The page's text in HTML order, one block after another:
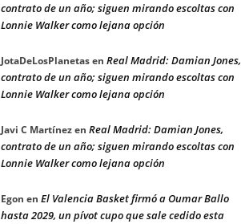
contrato de un año; siguen mirando escoltas con
Lonnie Walker como lejana opción
JotaDeLosPlanetasen Real Madrid: Damian Jones,
contrato de un año; siguen mirando escoltas con
Lonnie Walker como lejana opción
Javi C Martínezen Real Madrid: Damian Jones,
contrato de un año; siguen mirando escoltas con
Lonnie Walker como lejana opción
Egon en El Valencia Basket firmó a Oumar Ballo
hasta 2029, un pívot cupo que sale cedido esta